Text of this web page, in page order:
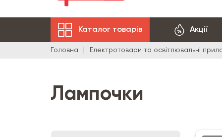
Каталог товарів Акції
Головна Електротовари та освітлювальні
Лампочки